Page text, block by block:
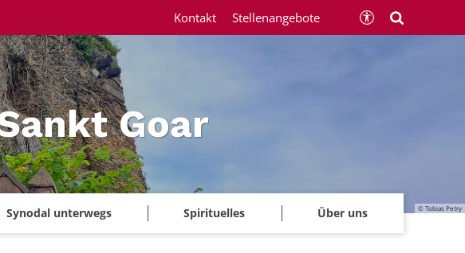
© Tobias Petry
Goar
Synodal unterwegs Spirituelles Über uns
Kontakt Stellenangebote